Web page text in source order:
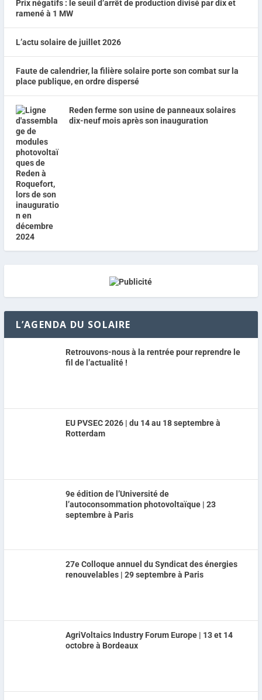
Prix négatifs : le seuil d’arrêt de production divisé par dix et
ramené à 1 MW
L’actu solaire de juillet 2026
Faute de calendrier, la filière solaire porte son combat sur la
place publique, en ordre dispersé
Reden ferme son usine de panneaux solaires
dix-neuf mois après son inauguration
L’AGENDA DU SOLAIRE
Retrouvons-nous à la rentrée pour reprendre le
fil de l’actualité !
EU PVSEC 2026 | du 14 au 18 septembre à
Rotterdam
9e édition de l’Université de
l’autoconsommation photovoltaïque | 23
septembre à Paris
27e Colloque annuel du Syndicat des énergies
renouvelables | 29 septembre à Paris
AgriVoltaics Industry Forum Europe | 13 et 14
octobre à Bordeaux